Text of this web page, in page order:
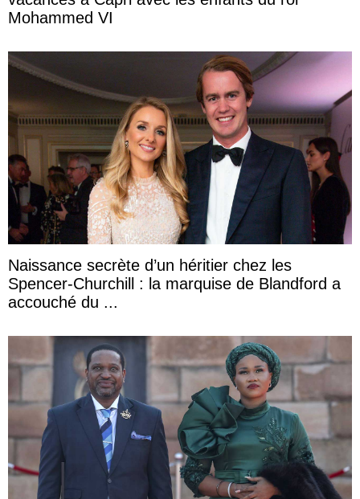
Mohammed VI
Naissance secrète d’un héritier chez les
Spencer-Churchill : la marquise de Blandford a
accouché du ...